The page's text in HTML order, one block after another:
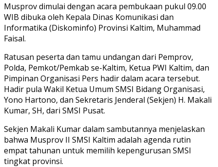
Musprov dimulai dengan acara pembukaan pukul 09.00
WIB dibuka oleh Kepala Dinas Komunikasi dan
Informatika (Diskominfo) Provinsi Kaltim, Muhammad
Faisal.
Ratusan peserta dan tamu undangan dari Pemprov,
Polda, Pemkot/Pemkab se-Kaltim, Ketua PWI Kaltim, dan
Pimpinan Organisasi Pers hadir dalam acara tersebut.
Hadir pula Wakil Ketua Umum SMSI Bidang Organisasi,
Yono Hartono, dan Sekretaris Jenderal (Sekjen) H. Makali
Kumar, SH, dari SMSI Pusat.
Sekjen Makali Kumar dalam sambutannya menjelaskan
bahwa Musprov II SMSI Kaltim adalah agenda rutin
empat tahunan untuk memilih kepengurusan SMSI
tingkat provinsi.